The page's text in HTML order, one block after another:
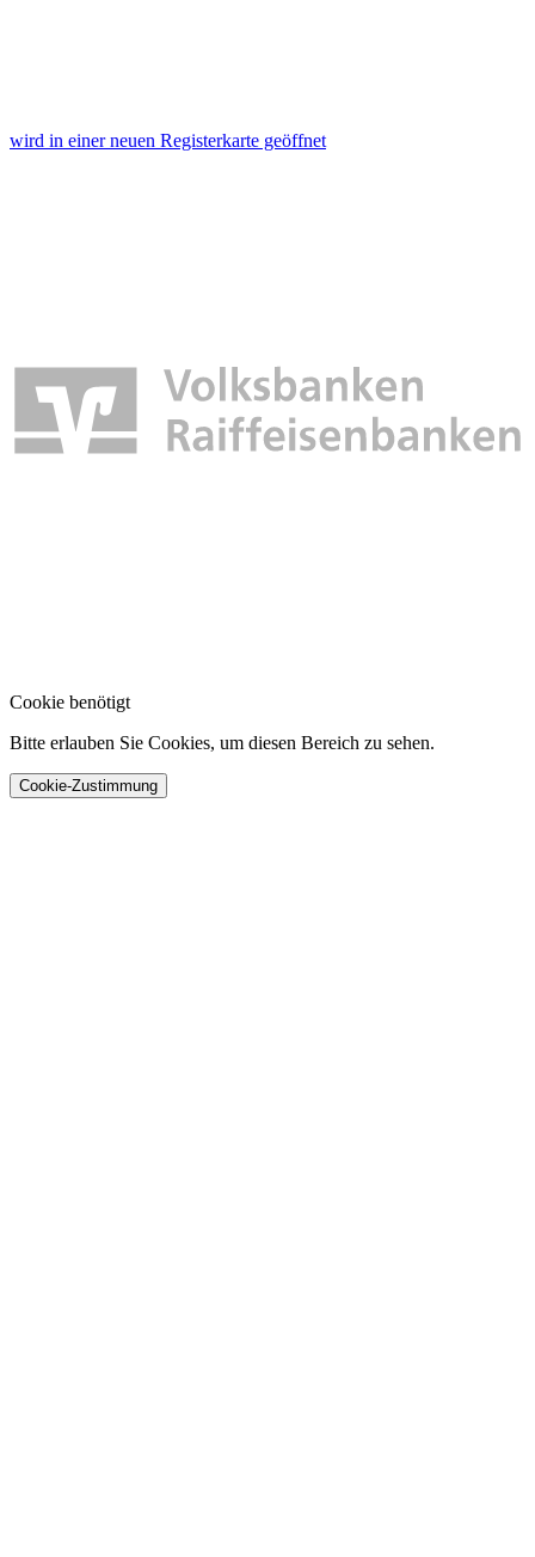
wird in einer neuen Registerkarte geöffnet
Cookie benötigt
Bitte erlauben Sie Cookies, um diesen Bereich zu sehen.
Cookie-Zustimmung